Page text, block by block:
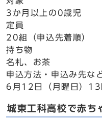
3か月以上の0歳児
定員
20組（申込先着順）
持ち物
名札、お茶
申込方法・申込み先な
6月12日（月曜日）13
城東工科高校で赤ち